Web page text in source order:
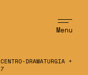
Menu
CENTRO-DRAMATURGIA +
7